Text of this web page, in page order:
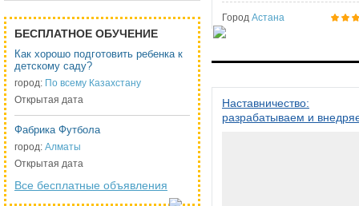
БЕСПЛАТНОЕ ОБУЧЕНИЕ
Как хорошо подготовить ребенка к
детскому саду?
город: По всему Казахстану
Открытая дата
Фабрика Футбола
город: Алматы
Открытая дата
Все бесплатные объявления
Город Астана
Наставничество:
разрабатываем и